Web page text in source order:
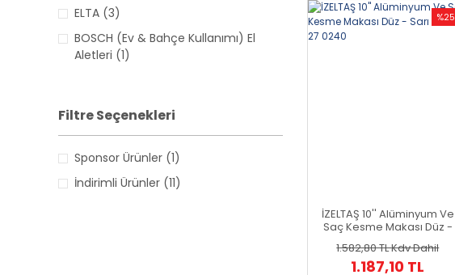
ELTA (3)
BOSCH (Ev & Bahçe Kullanımı) El
Aletleri (1)
Filtre Seçenekleri
Sponsor Ürünler (1)
İndirimli Ürünler (11)
%25
İZELTAŞ 10'' Alüminyum Ve
Saç Kesme Makası Düz -
1.582,80 TLKdv Dahil
1.187,10 TL